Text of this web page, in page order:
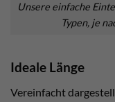
Unsere einfache
Typen, je
Ideale Länge
Vereinfacht